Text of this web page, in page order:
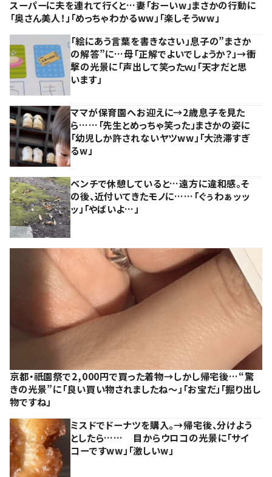
スーパーに夫を連れて行くと…妻「おーいw」まさかの行動に
「奥さん美人！」「めっちゃわかるww」「楽しそうww」
「絵にあう言葉を書きなさい」息子の”まさか
の解答”に…母「正解でよいでしょうか？」→衝
撃の光景に「声出して笑ったｗ」「天才だと思
います」
ママが保育園へお迎えに→2歳息子を見た
ら……「先生とめっちゃ笑った」まさかの姿に
「幼児しか許されないヤツww」「大渋滞すぎ
るw」
ベンチで休憩していると…遠方に違和感。そ
の後、近付いてきたモノに……「ぐぅわぁッッ
ッ」「やばいよ…」
京都・祇園祭で2,000円で買った着物→しかし帰宅後…“驚
きの光景”に「良い買い物されましたね～」「お宝だ」「掘り出し
物ですね」
ミスドでドーナツを購入。→帰宅後、分けよう
としたら…… 目からウロコの光景に「サイ
コーですww」「激しいw」